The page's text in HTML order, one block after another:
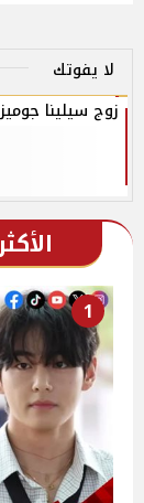
لا يفوتك
زوج سيلينا
1